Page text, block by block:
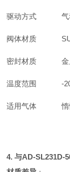
驱动方式
阀体材质
密封材质
温度范围 -
适用气体
4. 与AD-SL231D-